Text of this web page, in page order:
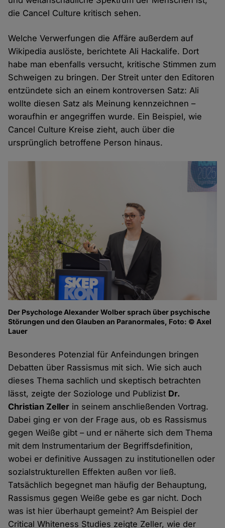
die Cancel Culture kritisch sehen.
Welche Verwerfungen die Affäre außerdem auf
Wikipedia auslöste, berichtete Ali Hackalife. Dort
habe man ebenfalls versucht, kritische Stimmen zum
Schweigen zu bringen. Der Streit unter den Editoren
entzündete sich an einem kontroversen Satz: Ali
wollte diesen Satz als Meinung kennzeichnen –
woraufhin er angegriffen wurde. Ein Beispiel, wie
Cancel Culture Kreise zieht, auch über die
ursprünglich betroffene Person hinaus.
Der Psychologe Alexander Wolber sprach über psychische
Störungen und den Glauben an Paranormales, Foto: © Axel
Lauer
Besonderes Potenzial für Anfeindungen bringen
Debatten über Rassismus mit sich. Wie sich auch
dieses Thema sachlich und skeptisch betrachten
lässt, zeigte der Soziologe und Publizist Dr.
Christian Zeller in seinem anschließenden Vortrag.
Dabei ging er von der Frage aus, ob es Rassismus
gegen Weiße gibt – und er näherte sich dem Thema
mit dem Instrumentarium der Begriffsdefinition,
wobei er definitive Aussagen zu institutionellen oder
sozialstrukturellen Effekten außen vor ließ.
Tatsächlich begegnet man häufig der Behauptung,
Rassismus gegen Weiße gebe es gar nicht. Doch
was ist hier überhaupt gemeint? Am Beispiel der
Critical Whiteness Studies zeigte Zeller, wie der